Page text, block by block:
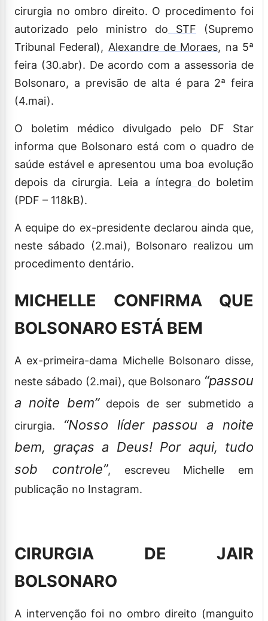
cirurgia no ombro direito. O procedimento foi
autorizado pelo ministro do STF (Supremo
Tribunal Federal), Alexandre de Moraes, na 5ª
feira (30.abr). De acordo com a assessoria de
Bolsonaro, a previsão de alta é para 2ª feira
(4.mai).
O boletim médico divulgado pelo DF Star
informa que Bolsonaro está com o quadro de
saúde estável e apresentou uma boa evolução
depois da cirurgia. Leia a íntegra do boletim
(PDF – 118kB).
A equipe do ex-presidente declarou ainda que,
neste sábado (2.mai), Bolsonaro realizou um
procedimento dentário.
MICHELLE CONFIRMA QUE
BOLSONARO ESTÁ BEM
A ex-primeira-dama Michelle Bolsonaro disse,
neste sábado (2.mai), que Bolsonaro “passou
a noite bem”depois de ser submetido a
cirurgia.
“Nosso líder passou a noite
bem, graças a Deus! Por aqui, tudo
sob controle”, escreveu Michelle em
publicação no Instagram.
CIRURGIA DE JAIR
BOLSONARO
A intervenção foi no ombro direito (manguito